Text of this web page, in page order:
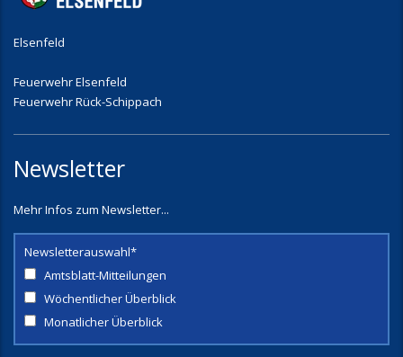
Elsenfeld
Feuerwehr Elsenfeld
Feuerwehr Rück-Schippach
Newsletter
Mehr Infos zum Newsletter...
Newsletterauswahl*
Amtsblatt-Mitteilungen
Wöchentlicher Überblick
Monatlicher Überblick